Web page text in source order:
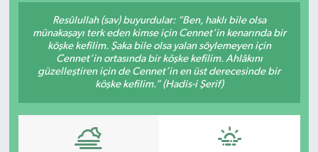
Resûlullah (sav) buyurdular: “Ben, haklı bile olsa
münakaşayı terk eden kimse için Cennet’in kenarında bir
köşke kefilim. Şaka bile olsa yalan söylemeyen için
Cennet’in ortasında bir köşke kefilim. Ahlâkını
güzelleştiren için de Cennet’in en üst derecesinde bir
köşke kefilim.” (Hadis-i Şerif)